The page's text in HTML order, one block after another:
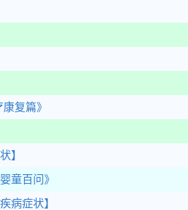
复篇》
】
婴童百问》
疾病症状】